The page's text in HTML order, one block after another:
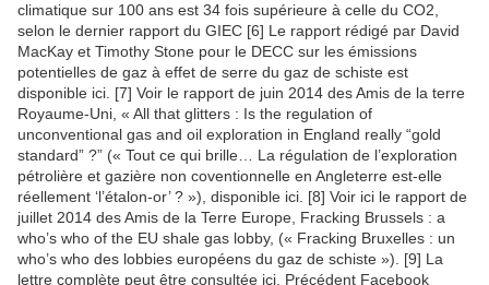
climatique sur 100 ans est 34 fois supérieure à celle du CO2,
selon le dernier rapport du GIEC [6] Le rapport rédigé par David
MacKay et Timothy Stone pour le DECC sur les émissions
potentielles de gaz à effet de serre du gaz de schiste est
disponible ici. [7] Voir le rapport de juin 2014 des Amis de la terre
Royaume-Uni, « All that glitters : Is the regulation of
unconventional gas and oil exploration in England really “gold
standard” ?” (« Tout ce qui brille… La régulation de l’exploration
pétrolière et gazière non coventionnelle en Angleterre est-elle
réellement ‘l’étalon-or’ ? »), disponible ici. [8] Voir ici le rapport de
juillet 2014 des Amis de la Terre Europe, Fracking Brussels : a
who’s who of the EU shale gas lobby, (« Fracking Bruxelles : un
who’s who des lobbies européens du gaz de schiste »). [9] La
lettre complète peut être consultée ici. Précédent Facebook